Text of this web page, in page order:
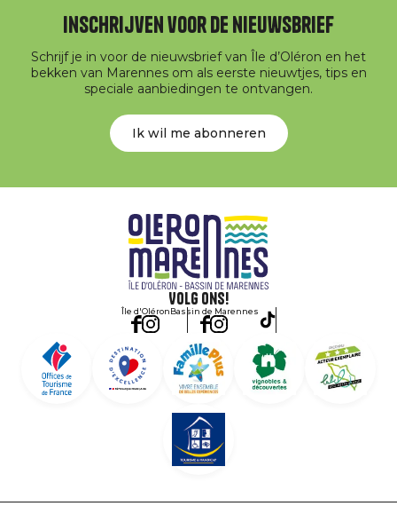
Inschrijven voor de nieuwsbrief
Schrijf je in voor de nieuwsbrief van Île d’Oléron en het
bekken van Marennes om als eerste nieuwtjes, tips en
speciale aanbiedingen te ontvangen.
Ik wil me abonneren
Volg ons!
Île d'OléronBassin de Marennes